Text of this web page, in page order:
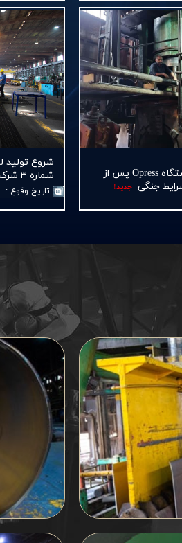
آغاز اورهال اساسی مین‌سیلندر دستگاه Opress پس از
جديد!
شماره ۳ شركت لوله‌سازی اهواز
تاريخ وقوع :